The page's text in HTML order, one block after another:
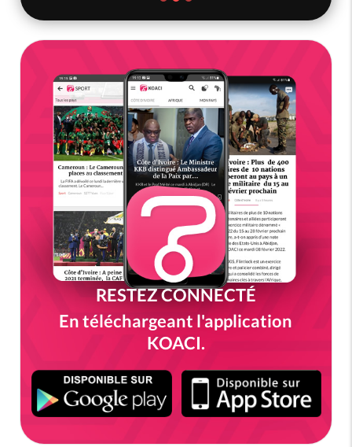
RESTEZ CONNECTÉ
En téléchargeant l'application
KOACI.